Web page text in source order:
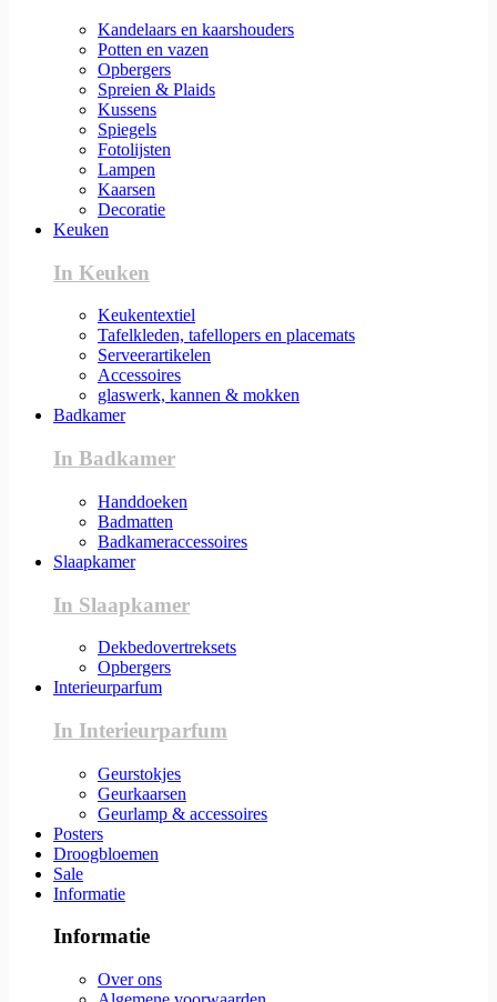
Kandelaars en kaarshouders
Potten en vazen
Opbergers
Spreien & Plaids
Kussens
Spiegels
Fotolijsten
Lampen
Kaarsen
Decoratie
Keuken
In Keuken
Keukentextiel
Tafelkleden, tafellopers en placemats
Serveerartikelen
Accessoires
glaswerk, kannen & mokken
Badkamer
In Badkamer
Handdoeken
Badmatten
Badkameraccessoires
Slaapkamer
In Slaapkamer
Dekbedovertreksets
Opbergers
Interieurparfum
In Interieurparfum
Geurstokjes
Geurkaarsen
Geurlamp & accessoires
Posters
Droogbloemen
Sale
Informatie
Informatie
Over ons